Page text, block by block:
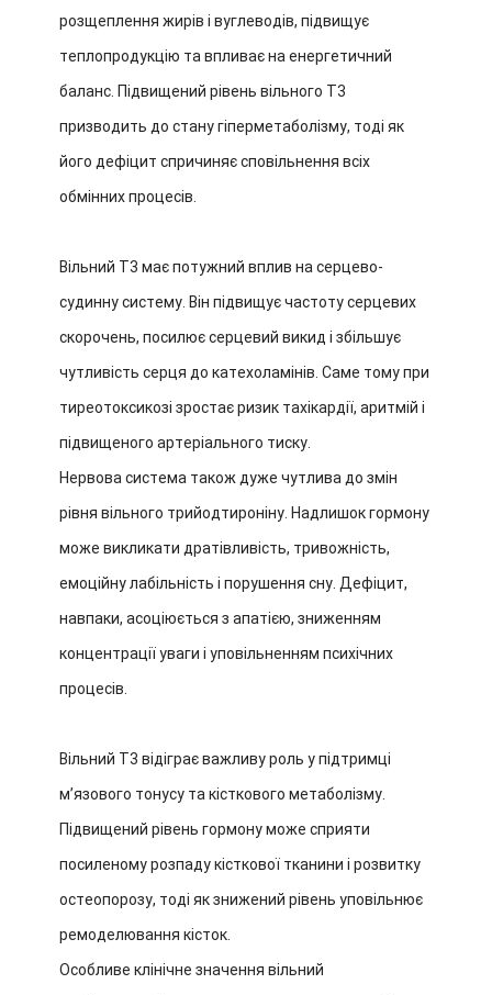
розщеплення жирів і вуглеводів, підвищує
теплопродукцію та впливає на енергетичний
баланс. Підвищений рівень вільного T3
призводить до стану гіперметаболізму, тоді як
його дефіцит спричиняє сповільнення всіх
обмінних процесів.
Вільний T3 має потужний вплив на серцево-
судинну систему. Він підвищує частоту серцевих
скорочень, посилює серцевий викид і збільшує
чутливість серця до катехоламінів. Саме тому при
тиреотоксикозі зростає ризик тахікардії, аритмій і
підвищеного артеріального тиску.
Нервова система також дуже чутлива до змін
рівня вільного трийодтироніну. Надлишок гормону
може викликати дратівливість, тривожність,
емоційну лабільність і порушення сну. Дефіцит,
навпаки, асоціюється з апатією, зниженням
концентрації уваги і уповільненням психічних
процесів.
Вільний T3 відіграє важливу роль у підтримці
м’язового тонусу та кісткового метаболізму.
Підвищений рівень гормону може сприяти
посиленому розпаду кісткової тканини і розвитку
остеопорозу, тоді як знижений рівень уповільнює
ремоделювання кісток.
Особливе клінічне значення вільний